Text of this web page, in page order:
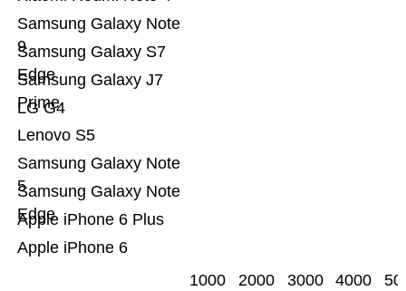
Apple iPhone 6
Apple iPhone 6 Plus
Samsung Galaxy Note
Edge
Samsung Galaxy Note
5
Lenovo S5
LG G4
Samsung Galaxy J7
Prime
Samsung Galaxy S7
Edge
Samsung Galaxy Note
9
1000 2000 3000 4000